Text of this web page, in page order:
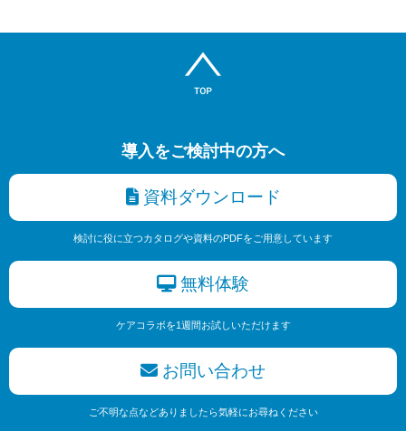
導入をご検討中の方へ
資料ダウンロード
検討に役に立つカタログや資料のPDFをご用意しています
無料体験
ケアコラボを1週間お試しいただけます
お問い合わせ
ご不明な点などありましたら気軽にお尋ねください